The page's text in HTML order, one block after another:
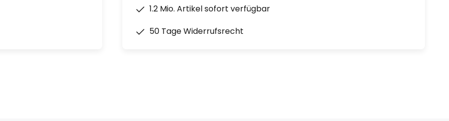
1.2 Mio. Artikel sofort verfügbar
50 Tage Widerrufsrecht